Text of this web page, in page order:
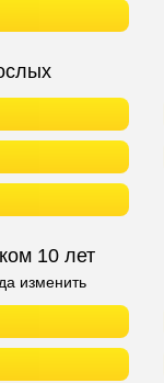
10 лет
изменить